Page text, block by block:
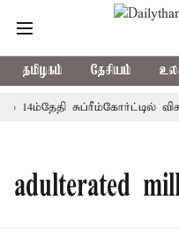
தமிழகம் தேசியம்
14ம்தேதி சுப்ரீம்கோர்ட்டில்
adulterated